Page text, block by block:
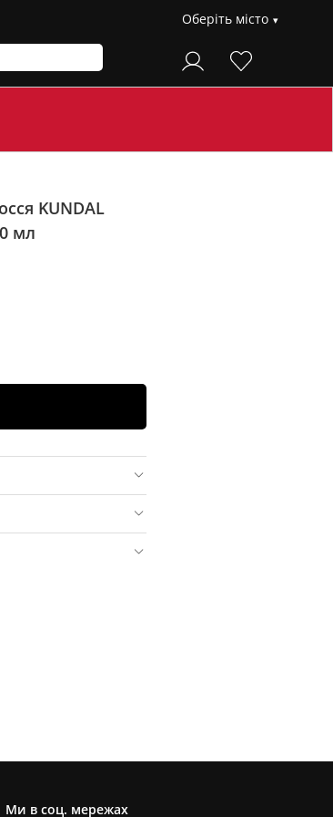
Оберіть місто
KUNDAL
мл
Ми в соц. мережах